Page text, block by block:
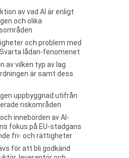
av vad AI är enligt
och olika
och problem med
lådan-fenomenet
av vilken typ av lag
är samt dess
uppbyggnad utifrån
riskområden
innebörden av AI-
fokus på EU-stadgans
fri- och rättigheter
för att bli godkänd